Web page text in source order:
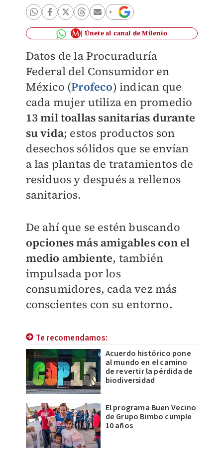
Únete al canal de Milenio
Datos de la Procuraduría
Federal del Consumidor en
México (Profeco) indican que
cada mujer utiliza en promedio
13 mil toallas sanitarias durante
su vida; estos productos son
desechos sólidos que se envían
a las plantas de tratamientos de
residuos y después a rellenos
sanitarios.
De ahí que se estén buscando
opciones más amigables con el
medio ambiente, también
impulsada por los
consumidores, cada vez más
conscientes con su entorno.
Te recomendamos:
Acuerdo histórico pone
al mundo en el camino
de revertir la pérdida de
biodiversidad
El programa Buen Vecino
de Grupo Bimbo cumple
10 años